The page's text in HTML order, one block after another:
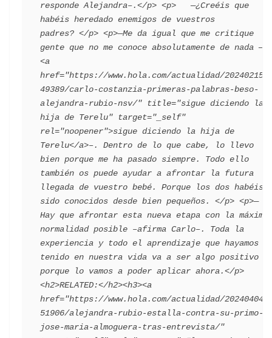
responde Alejandra–.</p> <p>   —¿Creéis que
habéis heredado enemigos de vuestros
padres? </p> <p>—Me da igual que me critique
gente que no me conoce absolutamente de nada —
<a
href="https://www.hola.com/actualidad/202402152
49389/carlo-costanzia-primeras-palabras-beso-
alejandra-rubio-nsv/" title="sigue diciendo la
hija de Terelu" target="_self"
rel="noopener">sigue diciendo la hija de
Terelu</a>–. Dentro de lo que cabe, lo llevo
bien porque me ha pasado siempre. Todo ello
también os puede ayudar a afrontar la futura
llegada de vuestro bebé. Porque los dos habéis
sido conocidos desde bien pequeños. </p> <p>—
Hay que afrontar esta nueva etapa con la máxima
normalidad posible –afirma Carlo–. Toda la
experiencia y todo el aprendizaje que hayamos
tenido en nuestra vida va a ser algo positivo
porque lo vamos a poder aplicar ahora.</p>
<h2>RELATED:</h2><h3><a
href="https://www.hola.com/actualidad/202404042
51906/alejandra-rubio-estalla-contra-su-primo-
jose-maria-almoguera-tras-entrevista/"